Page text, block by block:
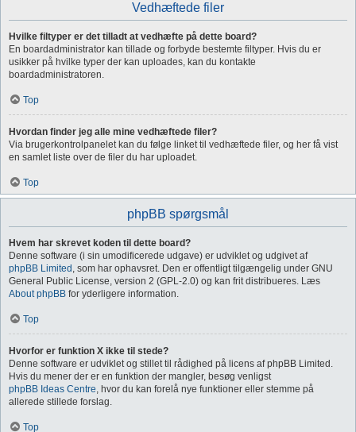
Vedhæftede filer
Hvilke filtyper er det tilladt at vedhæfte på dette board?
En boardadministrator kan tillade og forbyde bestemte filtyper. Hvis du er
usikker på hvilke typer der kan uploades, kan du kontakte
boardadministratoren.
Top
Hvordan finder jeg alle mine vedhæftede filer?
Via brugerkontrolpanelet kan du følge linket til vedhæftede filer, og her få vist
en samlet liste over de filer du har uploadet.
Top
phpBB spørgsmål
Hvem har skrevet koden til dette board?
Denne software (i sin umodificerede udgave) er udviklet og udgivet af
phpBB Limited , som har ophavsret. Den er offentligt tilgængelig under GNU
General Public License, version 2 (GPL-2.0) og kan frit distribueres. Læs
About phpBB for yderligere information.
Top
Hvorfor er funktion X ikke til stede?
Denne software er udviklet og stillet til rådighed på licens af phpBB Limited.
Hvis du mener der er en funktion der mangler, besøg venligst
phpBB Ideas Centre, hvor du kan forelå nye funktioner eller stemme på
allerede stillede forslag.
Top